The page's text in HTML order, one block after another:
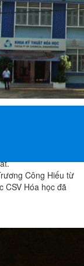
Công Hiếu từ
CSV Hóa học đã